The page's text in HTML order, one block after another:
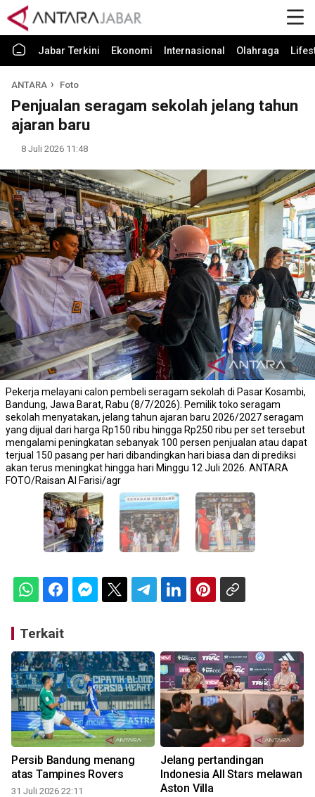
Jabar Terkini Ekonomi Internasional Olahraga
ANTARA Foto
Penjualan seragam sekolah jelang tahun
ajaran baru
8 Juli 2026 11:48
Pekerja melayani calon pembeli seragam sekolah di Pasar Kosambi,
Bandung, Jawa Barat, Rabu (8/7/2026). Pemilik toko seragam
sekolah menyatakan, jelang tahun ajaran baru 2026/2027 seragam
yang dijual dari harga Rp150 ribu hingga Rp250 ribu per set tersebut
mengalami peningkatan sebanyak 100 persen penjualan atau dapat
terjual 150 pasang per hari dibandingkan hari biasa dan di prediksi
akan terus meningkat hingga hari Minggu 12 Juli 2026. ANTARA
FOTO/Raisan Al Farisi/agr
Terkait
Persib Bandung menang
atas Tampines Rovers
31 Juli 2026 22:11
Jelang pertandingan
Indonesia All Stars melawan
Aston Villa